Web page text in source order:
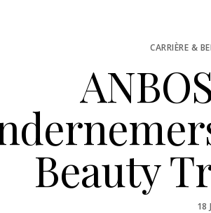
CARRIÈRE &
Beauty
18